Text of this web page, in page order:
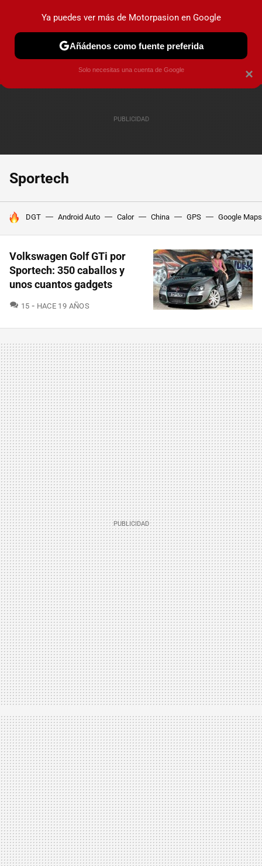
PRUEBAS COCHES ELÉCTRICOS OBSERVATORIO
Sportech
HOY SE HABLA DE
DGT Android Auto Calor China GPS Google Maps
Volkswagen Golf GTi por
Sportech: 350 caballos y
unos cuantos gadgets
15 COMENTARIOS
HACE 19 AÑOS
×
Ya puedes ver más de Motorpasion en Google
Añádenos como fuente preferida
Solo necesitas una cuenta de Google